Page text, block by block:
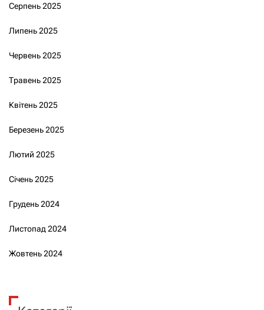
Серпень 2025
Липень 2025
Червень 2025
Травень 2025
Квітень 2025
Березень 2025
Лютий 2025
Січень 2025
Грудень 2024
Листопад 2024
Жовтень 2024